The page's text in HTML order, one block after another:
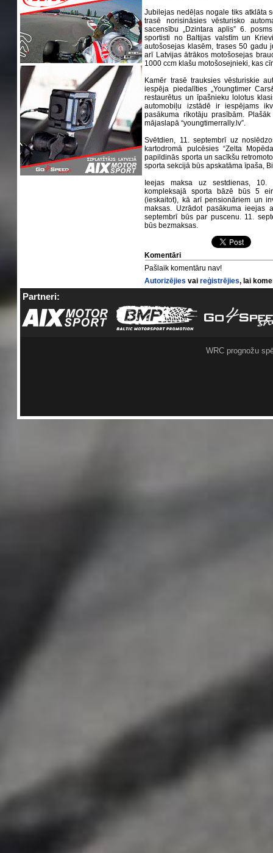
Jubilejas nedēļas nogale tiks atklāta
trasē norisināsies vēsturisko
sacensību „Dzintara aplis” 6.
sportisti no Baltijas valstīm un
autošosejas klasēm, trases 50 gadu
arī Latvijas ātrākos motošosejas
1000 ccm klašu motošosejnieki, kas
Kamēr trasē trauksies vēsturiskie
iespēja piedalīties „Youngtimer
restaurētus un īpašnieku lolotus
automobiļu izstādē ir iespējams
pasākuma rīkotāju prasībām.
mājaslapā “youngtimerrally.lv”.
Svētdien, 11. septembrī uz
kartodromā pulcēsies “Zelta
papildinās sporta un sacīkšu
sporta sekcijā būs apskatāma īpaša,
Ieejas maksa uz sestdienas, 10.
kompleksajā sporta bāzē būs 5
(ieskaitot), kā arī pensionāriem un
maksas. Uzrādot pasākuma ieejas
septembrī būs par puscenu. 11.
būs bezmaksas.
Komentāri
Pašlaik komentāru nav!
Autorizējies vaireģistrējies, lai
Partneri:
WRC prognožu